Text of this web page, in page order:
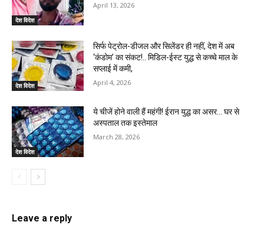
देश विदेश
April 13, 2026
देश विदेश
सिर्फ पेट्रोल-डीजल और सिलेंडर ही नहीं, देश में अब
‘कंडोम’ का संकट!.. मिडिल-ईस्ट युद्ध से कच्चे माल के
सप्लाई में कमी,
April 4, 2026
देश विदेश
ये चीजें होने वाली हैं महंगी! ईरान युद्ध का असर… घर से
अस्पताल तक इस्तेमाल
March 28, 2026
Leave a reply